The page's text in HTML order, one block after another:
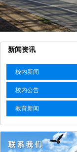
新闻资讯
校内新闻
校内公告
教育新闻